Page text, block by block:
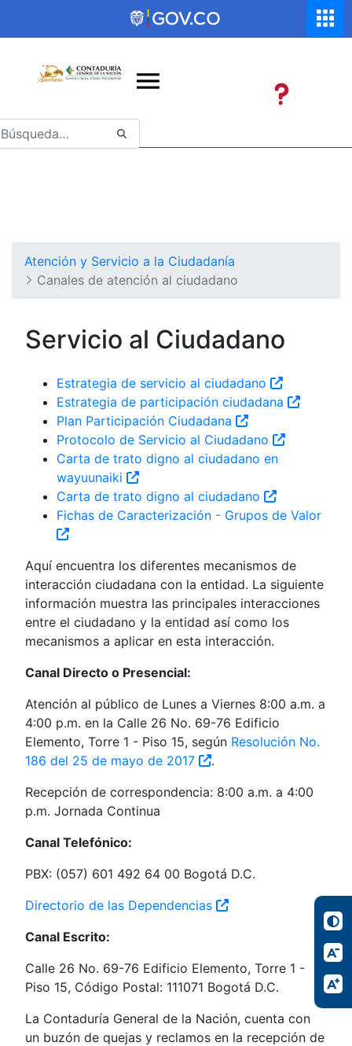
Saltar al contenido principal
Abrir menú de accesibilidad
Atención y Servicio a la Ciudadanía
Canales de atención al ciudadano
Servicio al Ciudadano
Estrategia de servicio al ciudadano
Estrategia de participación ciudadana
Plan Participación Ciudadana
Protocolo de Servicio al Ciudadano
Carta de trato digno al ciudadano en
wayuunaiki
Carta de trato digno al ciudadano
Fichas de Caracterización - Grupos de Valor
Aquí encuentra los diferentes mecanismos de
interacción ciudadana con la entidad. La siguiente
información muestra las principales interacciones
entre el ciudadano y la entidad así como los
mecanismos a aplicar en esta interacción.
Canal Directo o Presencial:
Atención al público de Lunes a Viernes 8:00 a.m. a
4:00 p.m. en la Calle 26 No. 69-76 Edificio
Elemento, Torre 1 - Piso 15, según Resolución No.
186 del 25 de mayo de 2017
.
Recepción de correspondencia: 8:00 a.m. a 4:00
p.m. Jornada Continua
Canal Telefónico:
PBX: (057) 601 492 64 00 Bogotá D.C.
Directorio de las Dependencias
Canal Escrito:
Calle 26 No. 69-76 Edificio Elemento, Torre 1 -
Piso 15, Código Postal: 111071 Bogotá D.C.
La Contaduría General de la Nación, cuenta con
un buzón de quejas y reclamos en la recepción de